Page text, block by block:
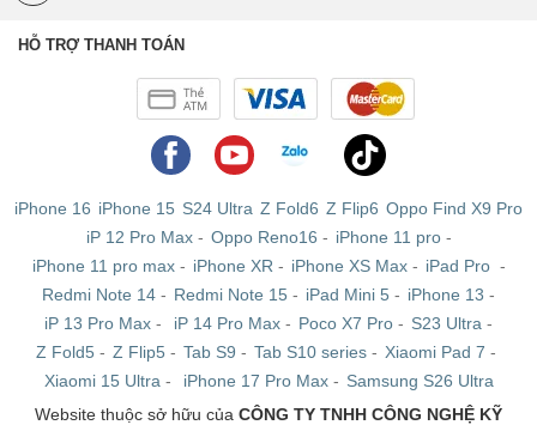
HỖ TRỢ THANH TOÁN
iPhone 16 iPhone 15 S24 Ultra Z Fold6 Z Flip6 Oppo Find X9 Pro
iP 12 Pro Max- Oppo Reno16 - iPhone 11 pro-
iPhone 11 pro max- iPhone XR - iPhone XS Max- iPad Pro -
Redmi Note 14 - Redmi Note 15 - iPad Mini 5 - iPhone 13 -
iP 13 Pro Max - iP 14 Pro Max - Poco X7 Pro - S23 Ultra -
Z Fold5 - Z Flip5 - Tab S9 - Tab S10 series - Xiaomi Pad 7 -
Xiaomi 15 Ultra - iPhone 17 Pro Max- Samsung S26 Ultra
Website thuộc sở hữu của CÔNG TY TNHH CÔNG NGHỆ KỸ